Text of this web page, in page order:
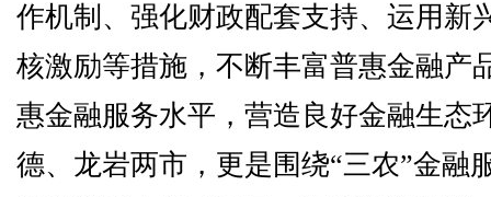
作机制、强化财政配套支持、运用新
核激励等措施，不断丰富普惠金融产
惠金融服务水平，营造良好金融生态
德、龙岩两市，更是围绕“三农”金融